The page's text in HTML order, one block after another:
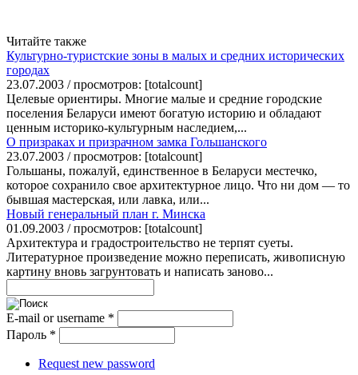
Читайте также
Культурно-туристские зоны в малых и средних исторических
городах
23.07.2003 / просмотров: [totalcount]
Целевые ориентиры. Многие малые и средние городские
поселения Беларуси имеют богатую историю и обладают
ценным историко-культурным наследием,...
О призраках и призрачном замка Гольшанского
23.07.2003 / просмотров: [totalcount]
Гольшаны, пожалуй, единственное в Беларуси местечко,
которое сохранило свое архитектурное лицо. Что ни дом — то
бывшая мастерская, или лавка, или...
Новый генеральный план г. Минска
01.09.2003 / просмотров: [totalcount]
Архитектура и градостроительство не терпят суеты.
Литературное произведение можно переписать, живописную
картину вновь загрунтовать и написать заново...
E-mail or username *
Пароль *
Request new password